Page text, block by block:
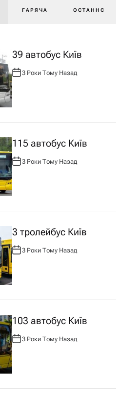
ГАРЯЧА ОСТАННЄ
39 автобус Київ
А
В
Т
О
Р
:
3 Роки Тому Назад
115 автобус Київ
А
Т
О
Р
:
3 Роки Тому Назад
3 тролейбус Київ
А
В
Т
О
Р
:
3 Роки Тому Назад
103 автобус Київ
А
В
Т
О
Р
:
3 Роки Тому Назад